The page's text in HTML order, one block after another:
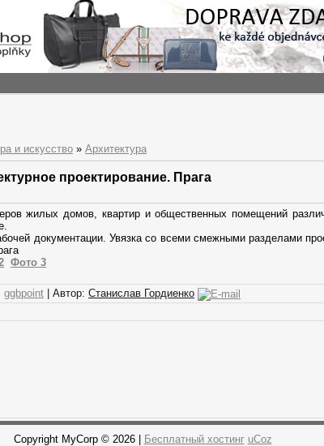
и искусство » Архитектура
проектирование. Прага
жилых домов, квартир и общественных помещений
документации. Увязка со всеми смежными разделами
Фото 3
ggbpoint | Автор: Станислав Гордиенко
Copyright MyCorp © 2026 | Бесплатный хостинг uCoz